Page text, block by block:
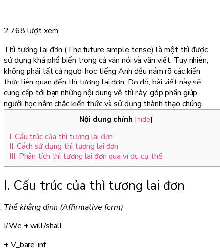
2.768 lượt xem
Thì tương lai đơn (The future simple tense) là một thì được
sử dụng khá phổ biến trong cả văn nói và văn viết. Tuy nhiên,
không phải tất cả người học tiếng Anh đều nắm rõ các kiến
thức liên quan đến thì tương lai đơn. Do đó, bài viết này sẽ
cung cấp tới bạn những nội dung về thì này, góp phần giúp
người học nắm chắc kiến thức và sử dụng thành thạo chúng.
Nội dung chính [hide]
I. Cấu trúc của thì tương lai đơn
II. Cách sử dụng thì tương lai đơn
III. Phân tích thì tương lai đơn qua ví dụ cụ thể
I. Cấu trúc của thì tương lai đơn
Thể khẳng định (Affirmative form)
I/We + will/shall
+ V_bare-inf